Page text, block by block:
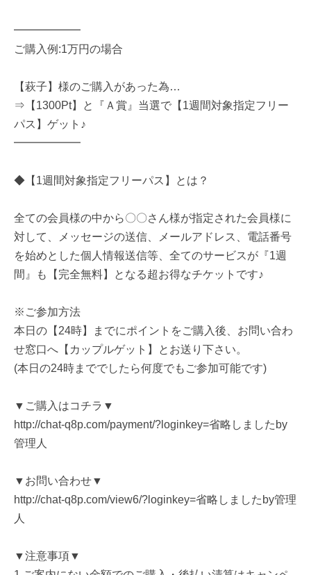
━━━━━━
ご購入例:1万円の場合
【萩子】様のご購入があった為…
⇒【1300Pt】と『Ａ賞』当選で【1週間対象指定フリー
パス】ゲット♪
━━━━━━
◆【1週間対象指定フリーパス】とは？
全ての会員様の中から〇〇さん様が指定された会員様に
対して、メッセージの送信、メールアドレス、電話番号
を始めとした個人情報送信等、全てのサービスが『1週
間』も【完全無料】となる超お得なチケットです♪
※ご参加方法
本日の【24時】までにポイントをご購入後、お問い合わ
せ窓口へ【カップルゲット】とお送り下さい。
(本日の24時まででしたら何度でもご参加可能です)
▼ご購入はコチラ▼
http://chat-q8p.com/payment/?loginkey=省略しましたby
管理人
▼お問い合わせ▼
http://chat-q8p.com/view6/?loginkey=省略しましたby管理
人
▼注意事項▼